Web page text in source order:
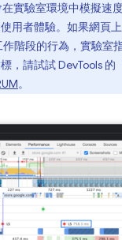
實驗室環境中模擬速
用者體驗。如果網頁
階段的行為，實驗室
，請試試 DevTools
。